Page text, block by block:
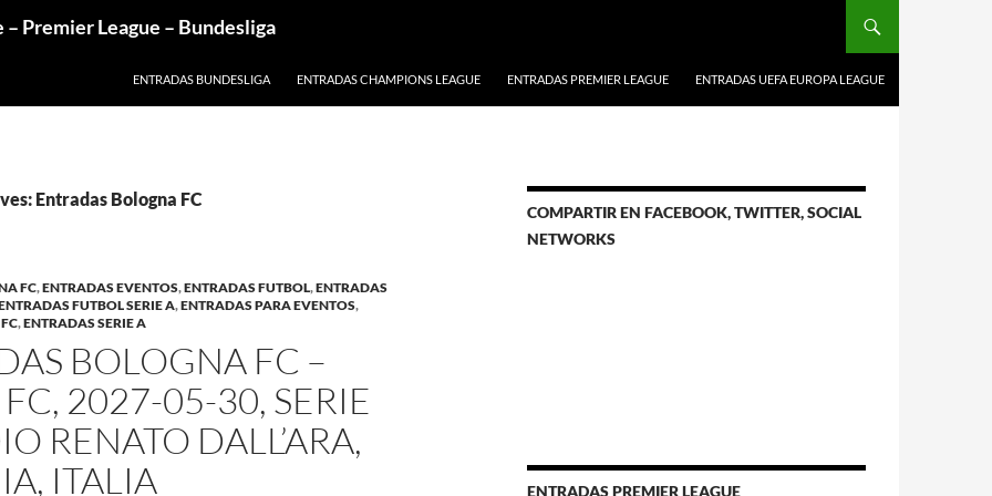
Premier League – Bundesliga
ENTRADAS BUNDESLIGA ENTRADAS CHAMPIONS LEAGUE ENTRADAS PREMIER LEAGUE ENTRADAS UEFA EUROPA LEAGUE
Entradas Bologna FC
FC,ENTRADAS EVENTOS,ENTRADAS FUTBOL,ENTRADAS
FUTBOL SERIE A,ENTRADAS PARA EVENTOS,
,ENTRADAS SERIE A
BOLOGNA FC –
2027-05-30, SERIE
RENATO DALL’ARA,
ITALIA
COMPARTIR EN FACEBOOK, TWITTER, SOCIAL
NETWORKS
ENTRADAS PREMIER LEAGUE